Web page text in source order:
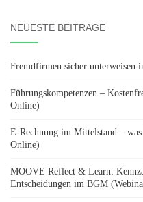
NEUESTE BEITRÄGE
Fremdfirmen sicher unterweisen
Führungskompetenzen –
Online)
E-Rechnung im Mittelstand – was
Online)
MOOVE Reflect & Learn:
Entscheidungen im BGM